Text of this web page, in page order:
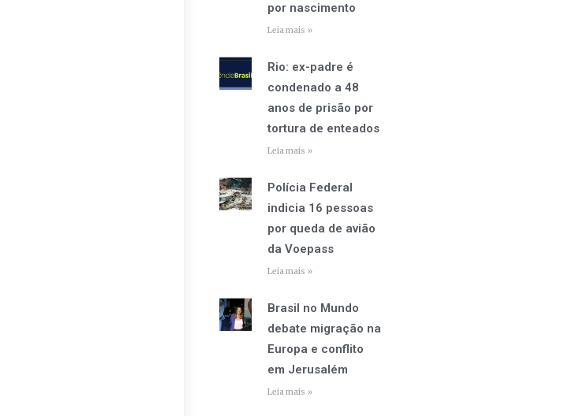
por nascimento
Leia mais »
Rio: ex-padre é
condenado a 48
anos de prisão por
tortura de enteados
Leia mais »
Polícia Federal
indicia 16 pessoas
por queda de avião
da Voepass
Leia mais »
Brasil no Mundo
debate migração na
Europa e conflito
em Jerusalém
Leia mais »